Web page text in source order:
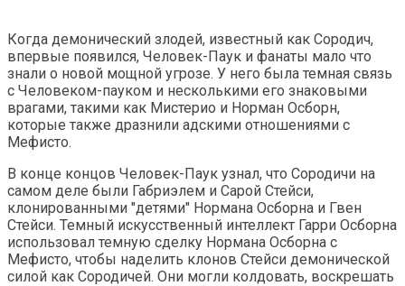
Когда демонический злодей, известный как Сородич,
впервые появился, Человек-Паук и фанаты мало что
знали о новой мощной угрозе. У него была темная связь
с Человеком-пауком и несколькими его знаковыми
врагами, такими как Мистерио и Норман Осборн,
которые также дразнили адскими отношениями с
Мефисто.
В конце концов Человек-Паук узнал, что Сородичи на
самом деле были Габриэлем и Сарой Стейси,
клонированными "детями" Нормана Осборна и Гвен
Стейси. Темный искусственный интеллект Гарри Осборна
использовал темную сделку Нормана Осборна с
Мефисто, чтобы наделить клонов Стейси демонической
силой как Сородичей. Они могли колдовать, воскрешать